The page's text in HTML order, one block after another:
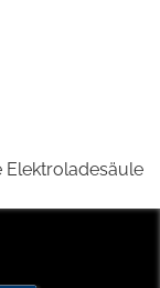
Elektroladesäule